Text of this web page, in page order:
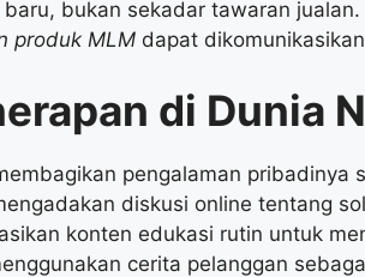
bukan sekadar tawaran
produk MLM dapat
di Dunia
pengalaman pribadinya
diskusi online tentang
konten edukasi rutin untuk
cerita pelanggan